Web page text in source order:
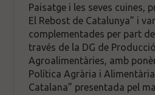
Paisatge i les seves cuines,
El Rebost de Catalunya” i
complementades per part
través de la DG de
Agroalimentàries, amb
Política Agrària i
Catalana” presentada pel